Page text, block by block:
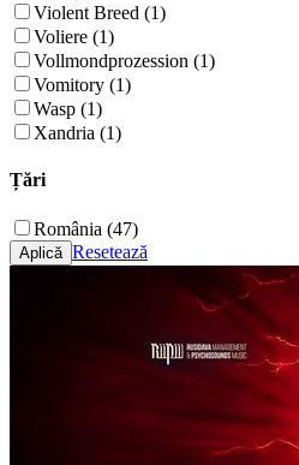
Violent Breed (1)
Voliere (1)
Vollmondprozession (1)
Vomitory (1)
Wasp (1)
Xandria (1)
Țări
România (47)
Resetează